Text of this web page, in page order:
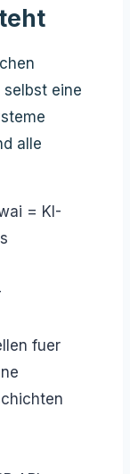
selbst eine
alle
= KI-
fuer